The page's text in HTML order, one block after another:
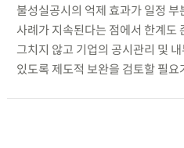
불성실공시의 억제 효과가 일정
사례가 지속된다는 점에서 한계도
그치지 않고 기업의 공시관리 및
있도록 제도적 보완을 검토할 필요